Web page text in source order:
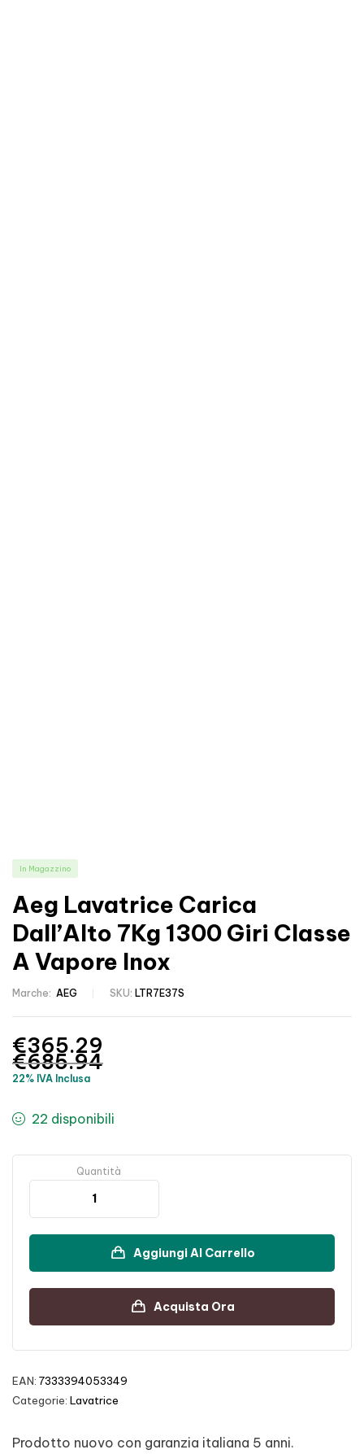
In Magazzino
Aeg Lavatrice Carica
Dall’Alto 7Kg 1300 Giri Classe
A Vapore Inox
Marche: AEG SKU: LTR7E37S
€685.94
€365.29
22% IVA Inclusa
22 disponibili
Quantità
Aggiungi Al Carrello
Acquista Ora
EAN: 7333394053349
Categorie: Lavatrice
Prodotto nuovo con garanzia italiana 5 anni.